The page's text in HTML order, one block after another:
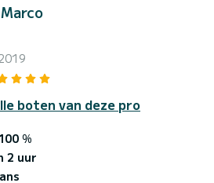
boten van deze pro
%
2 uur